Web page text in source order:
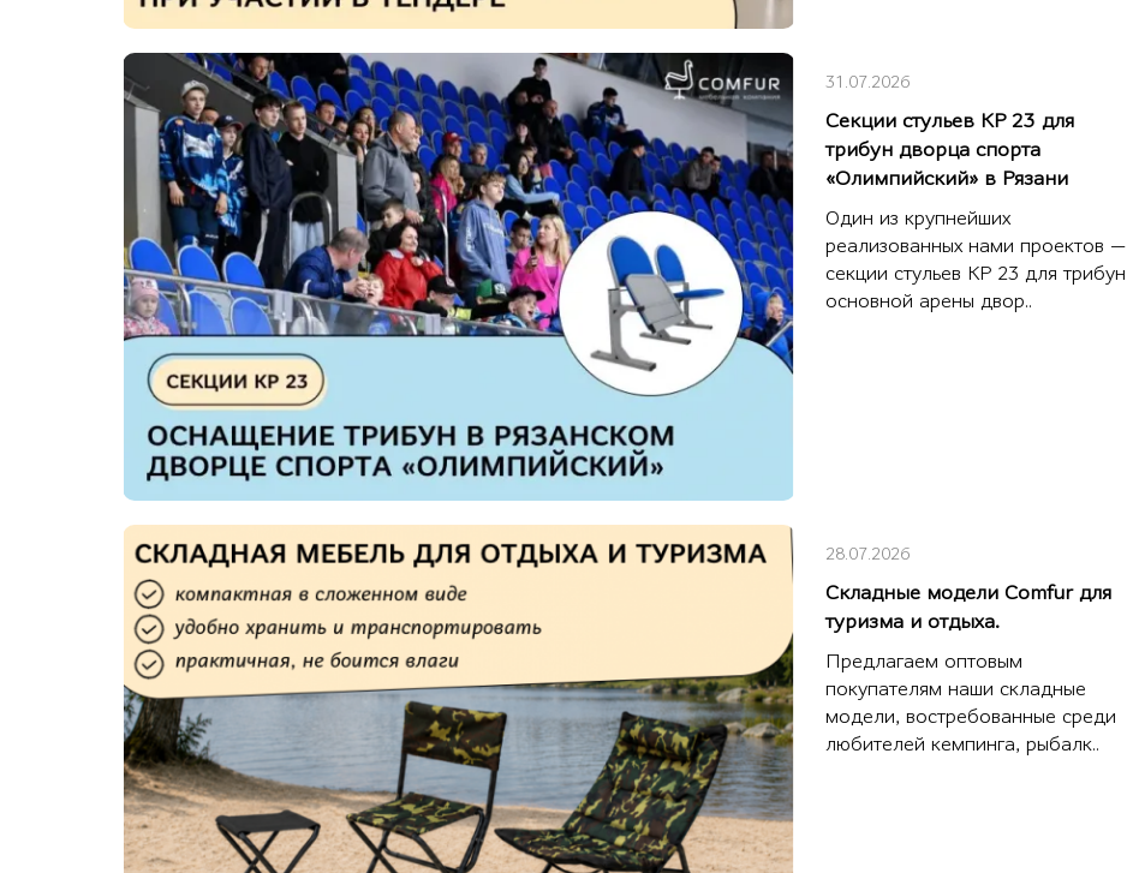
31.07.2026
Секции стульев КР 23 для
трибун дворца спорта
«Олимпийский» в Рязани
Один из крупнейших
реализованных нами проектов —
секции стульев КР 23 для трибун
основной арены двор..
28.07.2026
Складные модели Comfur для
туризма и отдыха.
Предлагаем оптовым
покупателям наши складные
модели, востребованные среди
любителей кемпинга, рыбалк..